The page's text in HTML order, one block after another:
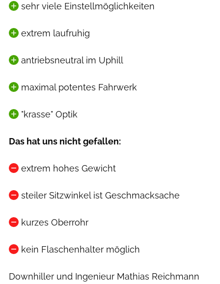
sehr viele Einstellmöglichkeiten
extrem laufruhig
antriebsneutral im Uphill
maximal potentes Fahrwerk
"krasse" Optik
Das hat uns nicht gefallen:
extrem hohes Gewicht
steiler Sitzwinkel ist Geschmacksache
kurzes Oberrohr
kein Flaschenhalter möglich
Downhiller und Ingenieur Mathias Reichmann